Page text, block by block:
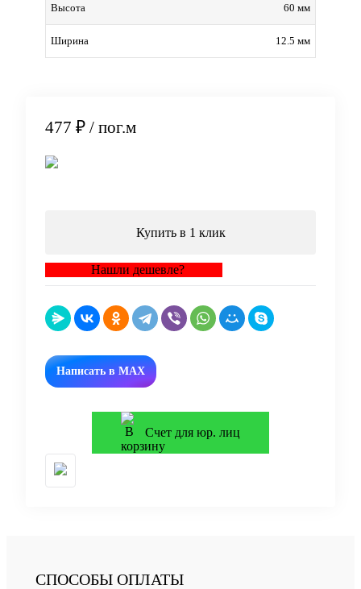
Высота 60 мм
Ширина 12.5 мм
477 ₽ / пог.м
Купить в 1 клик
Нашли дешевле?
Написать в MAX
Счет для юр. лиц
СПОСОБЫ ОПЛАТЫ